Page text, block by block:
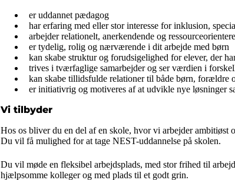
er uddannet pædagog
har erfaring med eller stor interesse for inklusion,
arbejder relationelt, anerkendende og
er tydelig, rolig og nærværende i dit arbejde med børn
kan skabe struktur og forudsigelighed for elever, der
trives i tværfaglige samarbejder og ser værdien i
kan skabe tillidsfulde relationer til både børn, forældre
er initiativrig og motiveres af at udvikle nye løsninger
Vi tilbyder
Hos os bliver du en del af en skole, hvor vi arbejder
Du vil få mulighed for at tage NEST-uddannelse på skolen.
Du vil møde en fleksibel arbejdsplads, med stor frihed til
hjælpsomme kolleger og med plads til et godt grin.